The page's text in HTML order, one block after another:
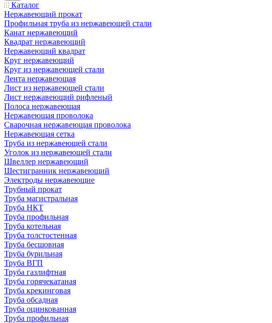
Каталог
Нержавеющий прокат
Профильная труба из нержавеющей стали
Канат нержавеющий
Квадрат нержавеющий
Нержавеющий квадрат
Круг нержавеющий
Круг из нержавеющей стали
Лента нержавеющая
Лист из нержавеющей стали
Лист нержавеющий рифленый
Полоса нержавеющая
Нержавеющая проволока
Сварочная нержавеющая проволока
Нержавеющая сетка
Труба из нержавеющей стали
Уголок из нержавеющей стали
Швеллер нержавеющий
Шестигранник нержавеющий
Электроды нержавеющие
Трубный прокат
Труба магистральная
Труба НКТ
Труба профильная
Труба котельная
Труба толстостенная
Труба бесшовная
Труба бурильная
Труба ВГП
Труба газлифтная
Труба горячекатаная
Труба крекинговая
Труба обсадная
Труба оцинкованная
Труба профильная